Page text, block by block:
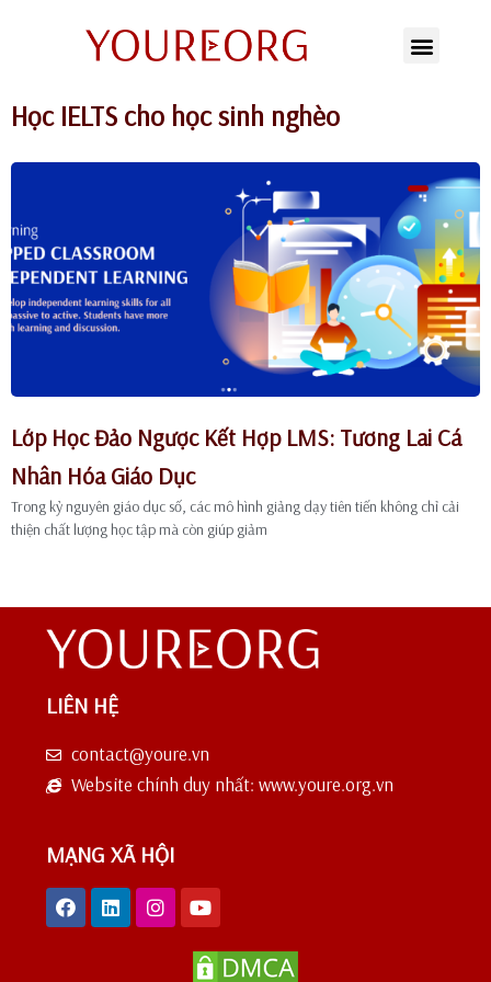
nội
Học IELTS cho học sinh nghèo
Lớp Học Đảo Ngược Kết Hợp LMS: Tương Lai Cá
Nhân Hóa Giáo Dục
Trong kỷ nguyên giáo dục số, các mô hình giảng dạy tiên tiến không chỉ cải
thiện chất lượng học tập mà còn giúp giảm
LIÊN HỆ
contact@youre.vn
Website chính duy nhất: www.youre.org.vn
MẠNG XÃ HỘI